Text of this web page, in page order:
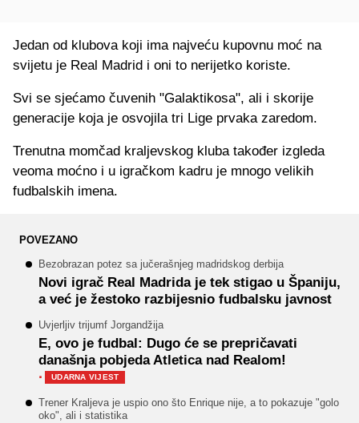
Jedan od klubova koji ima najveću kupovnu moć na
svijetu je Real Madrid i oni to nerijetko koriste.
Svi se sjećamo čuvenih "Galaktikosa", ali i skorije
generacije koja je osvojila tri Lige prvaka zaredom.
Trenutna momčad kraljevskog kluba također izgleda
veoma moćno i u igračkom kadru je mnogo velikih
fudbalskih imena.
POVEZANO
Bezobrazan potez sa jučerašnjeg madridskog derbija
Novi igrač Real Madrida je tek stigao u Španiju,
a već je žestoko razbijesnio fudbalsku javnost
Uvjerljiv trijumf Jorgandžija
E, ovo je fudbal: Dugo će se prepričavati
današnja pobjeda Atletica nad Realom!
· UDARNA VIJEST
Trener Kraljeva je uspio ono što Enrique nije, a to pokazuje "golo
oko", ali i statistika